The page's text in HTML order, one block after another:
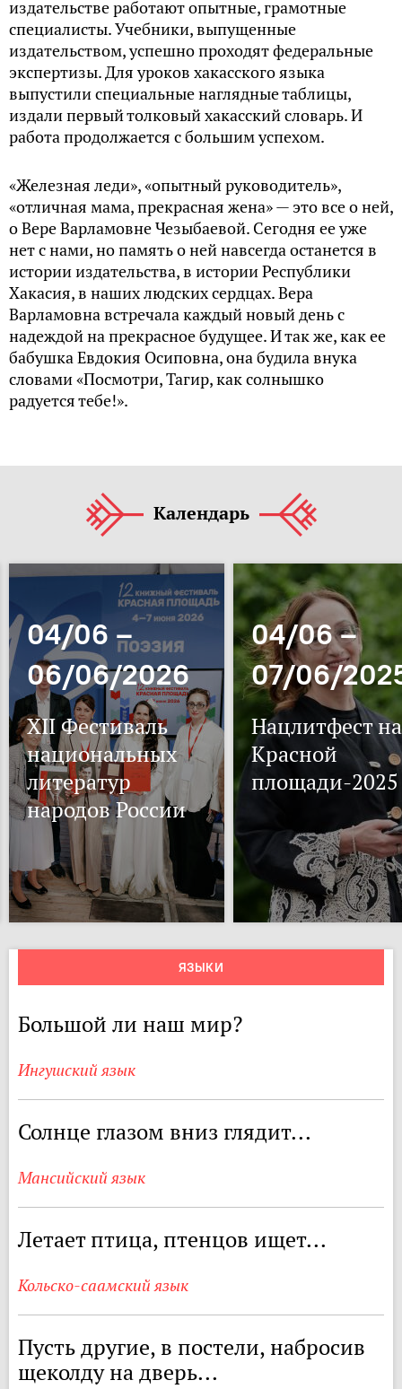
издательстве работают опытные, грамотные
специалисты. Учебники, выпущенные
издательством, успешно проходят федеральные
экспертизы. Для уроков хакасского языка
выпустили специальные наглядные таблицы,
издали первый толковый хакасский словарь. И
работа продолжается с большим успехом.
«Железная леди», «опытный руководитель»,
«отличная мама, прекрасная жена» — это все о ней,
о Вере Варламовне Чезыбаевой. Сегодня ее уже
нет с нами, но память о ней навсегда останется в
истории издательства, в истории Республики
Хакасия, в наших людских сердцах. Вера
Варламовна встречала каждый новый день с
надеждой на прекрасное будущее. И так же, как ее
бабушка Евдокия Осиповна, она будила внука
словами «Посмотри, Тагир, как солнышко
радуется тебе!».
Календарь
04/06 –
06/06/2026
XII Фестиваль
национальных
литератур
народов России
04/06 –
07/06/
Нацлитфест на
Красной
площади-2025
ЯЗЫКИ
Большой ли наш мир?
Ингушский язык
Солнце глазом вниз глядит...
Мансийский язык
Летает птица, птенцов ищет...
Кольско-саамский язык
Пусть другие, в постели, набросив
щеколду на дверь...